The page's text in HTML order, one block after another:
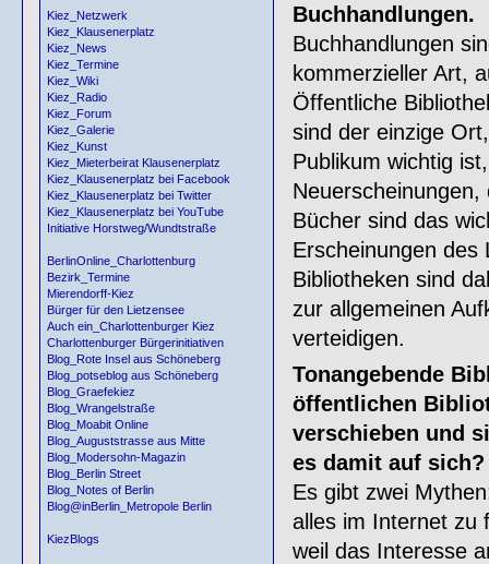
Kiez_Netzwerk
Kiez_Klausenerplatz
Kiez_News
Kiez_Termine
Kiez_Wiki
Kiez_Radio
Kiez_Forum
Kiez_Galerie
Kiez_Kunst
Kiez_Mieterbeirat Klausenerplatz
Kiez_Klausenerplatz bei Facebook
Kiez_Klausenerplatz bei Twitter
Kiez_Klausenerplatz bei YouTube
Initiative Horstweg/Wundtstraße
BerlinOnline_Charlottenburg
Bezirk_Termine
Mierendorff-Kiez
Bürger für den Lietzensee
Auch ein_Charlottenburger Kiez
Charlottenburger Bürgerinitiativen
Blog_Rote Insel aus Schöneberg
Blog_potseblog aus Schöneberg
Blog_Graefekiez
Blog_Wrangelstraße
Blog_Moabit Online
Blog_Auguststrasse aus Mitte
Blog_Modersohn-Magazin
Blog_Berlin Street
Blog_Notes of Berlin
Blog@inBerlin_Metropole Berlin
KiezBlogs
Buchhandlungen.
Buchhandlungen
kommerzieller Art,
Öffentliche
sind der einzige
Publikum wichtig
Bücher sind das
Erscheinungen des
Bibliotheken sind
zur allgemeinen
verteidigen.
Tonangebende
öffentlichen
verschieben und
es damit auf sich?
Es gibt zwei
alles im Internet zu
weil das Interesse